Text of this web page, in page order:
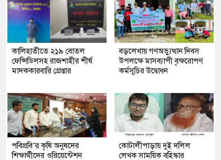
কালিহাতীতে ২১৯ বোতল
ফেন্সিডিলসহ রাজশাহীর শীর্ষ
মাদককারবারি গ্রেপ্তার
বড়লেখায় গণঅভ্যুত্থান দিবস
উপলক্ষে মাসব্যাপী বৃক্ষরোপণ
কর্মসূচির উদ্বোধন
পবিপ্রবি’র কৃষি অনুষদের
শিক্ষার্থীদের ওরিয়েন্টেশন
কোটালীপাড়ায় দুই দলিল
লেখক সাময়িক বহিস্কার